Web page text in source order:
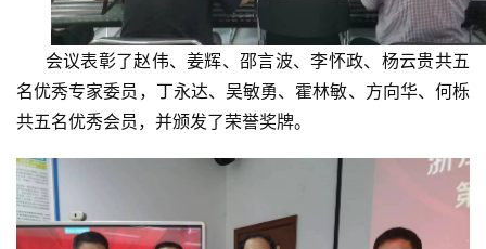
会议表彰了赵伟、姜辉、邵言波、李怀政、杨云贵共五
名优秀专家委员，丁永达、吴敏勇、霍林敏、方向华、何栎
共五名优秀会员，并颁发了荣誉奖牌。